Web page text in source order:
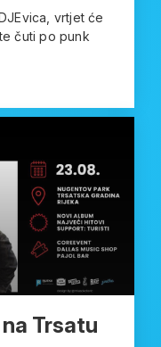
vrtjet će
čuti po punk
Trsatu